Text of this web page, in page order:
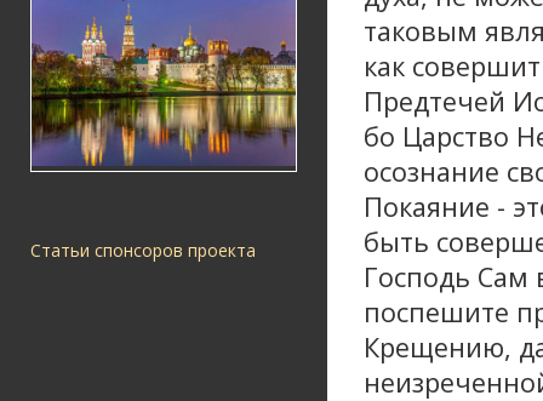
Статьи спонсоров проекта
таковым
как
Предтечей
бо Царство
осознание
Покаяние -
быть
Господь Сам
поспешите
Крещению,